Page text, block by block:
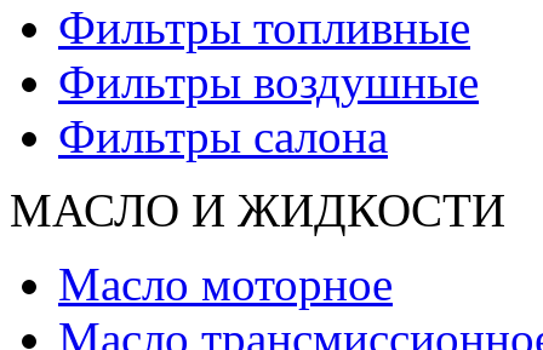
Фильтры топливные
Фильтры воздушные
Фильтры салона
МАСЛО И ЖИДКОCТИ
Масло моторное
Масло